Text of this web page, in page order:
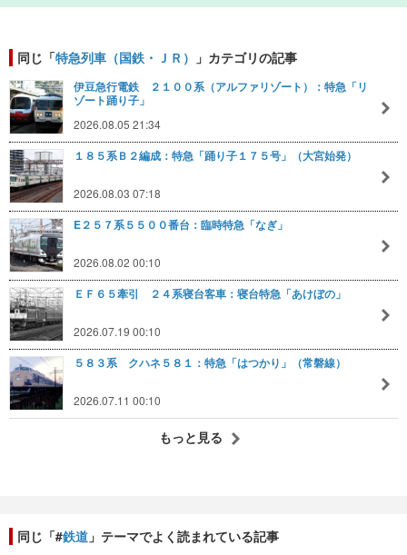
同じ「特急列車（国鉄・ＪＲ） 」カテゴリの記事
伊豆急行電鉄 ２１００系（アルファリゾート）：特急「リ
ゾート踊り子」
2026.08.05 21:34
１８５系Ｂ２編成：特急「踊り子１７５号」（大宮始発）
2026.08.03 07:18
E２５７系５５００番台：臨時特急「なぎ」
2026.08.02 00:10
ＥＦ６５牽引 ２４系寝台客車：寝台特急「あけぼの」
2026.07.19 00:10
５８３系 クハネ５８１：特急「はつかり」（常磐線）
2026.07.11 00:10
もっと見る
同じ「#鉄道 」テーマでよく読まれている記事